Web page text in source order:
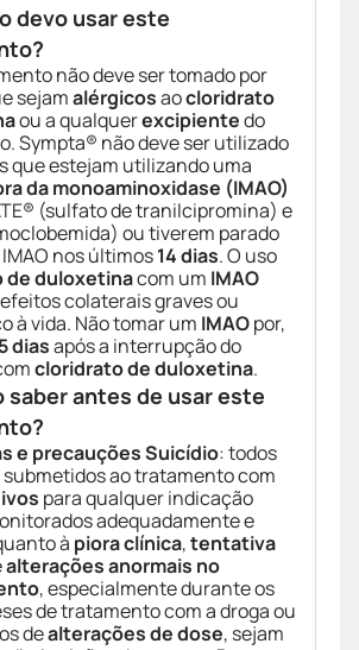
devo usar este
não deve ser tomado por
sejamalérgicosaocloridrato
ou a qualquerexcipientedo
Sympta® não deve ser utilizado
que estejam utilizando uma
da monoaminoxidase (IMAO)
(sulfato de tranilcipromina) e
ou tiverem parado
nos últimos14 dias. O uso
de duloxetinacom um IMAO
colaterais graves ou
à vida. Não tomar um IMAOpor,
5 diasapós a interrupção do
cloridrato de duloxetina.
saber antes de usar este
e precauçõesSuicídio: todos
ao tratamento com
para qualquer indicação
adequadamente e
à piora clínica,tentativa
alterações anormais no
, especialmente durante os
de tratamento com a droga ou
dealterações de dose, sejam